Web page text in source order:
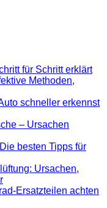
für Schritt erklärt
Methoden,
schneller erkennst
– Ursachen
besten Tipps für
Ursachen,
Ersatzteilen achten